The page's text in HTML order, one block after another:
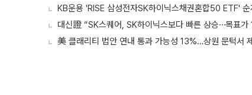
KB운용 'RISE 삼성전자SK하이닉스채권혼합50 ETF'
대신證 “SK스퀘어, SK하이닉스보다 빠른 상승⋯목표가
美 클래리티 법안 연내 통과 가능성 13%…상원 문턱서